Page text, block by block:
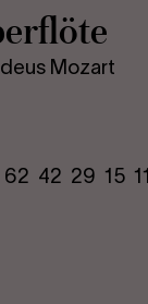
Mozart
62 42 29​ 15 11